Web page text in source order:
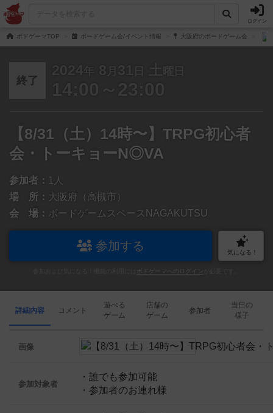
ログイン
ボドゲーマTOP ボードゲーム会/イベント情報 大阪府のボードゲーム会
終了
2024年 8 月 31 日 土 曜日
14:00～23:00
【8/31（土）14時〜】TRPG初心者
会・トーキョーN◎VA
参加者： 1人
場 所： 大阪府（高槻市）
会 場： ボードゲームスペースNAGAKUTSU
参加する 気になる！
ボドゲーマへのログイン
詳細内容 コメント
遊べる
ゲーム
店舗の
ゲーム
参加者
当日の
様子
画像
参加対象者
・誰でも参加可能
・参加者のお連れ様